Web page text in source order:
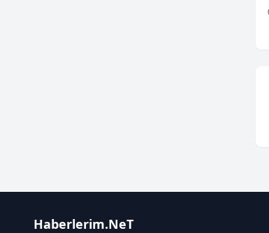
Haberlerim.NeT